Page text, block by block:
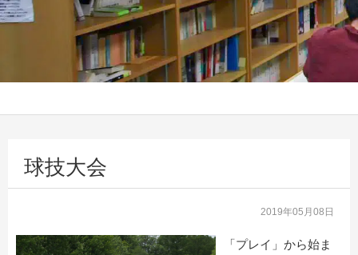
球技大会
2019年05月08日
「プレイ」から始ま